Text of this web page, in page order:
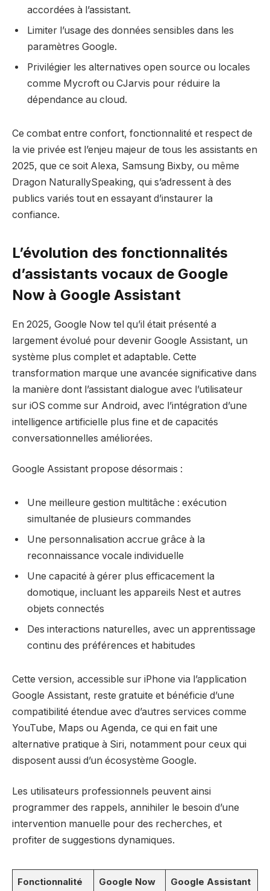
accordées à l’assistant.
Limiter l’usage des données sensibles dans les
paramètres Google.
Privilégier les alternatives open source ou locales
comme Mycroft ou CJarvis pour réduire la
dépendance au cloud.
Ce combat entre confort, fonctionnalité et respect de
la vie privée est l’enjeu majeur de tous les assistants en
2025, que ce soit Alexa, Samsung Bixby, ou même
Dragon NaturallySpeaking, qui s’adressent à des
publics variés tout en essayant d’instaurer la
confiance.
L’évolution des fonctionnalités
d’assistants vocaux de Google
Now à Google Assistant
En 2025, Google Now tel qu’il était présenté a
largement évolué pour devenir Google Assistant, un
système plus complet et adaptable. Cette
transformation marque une avancée significative dans
la manière dont l’assistant dialogue avec l’utilisateur
sur iOS comme sur Android, avec l’intégration d’une
intelligence artificielle plus fine et de capacités
conversationnelles améliorées.
Google Assistant propose désormais :
Une meilleure gestion multitâche : exécution
simultanée de plusieurs commandes
Une personnalisation accrue grâce à la
reconnaissance vocale individuelle
Une capacité à gérer plus efficacement la
domotique, incluant les appareils Nest et autres
objets connectés
Des interactions naturelles, avec un apprentissage
continu des préférences et habitudes
Cette version, accessible sur iPhone via l’application
Google Assistant, reste gratuite et bénéficie d’une
compatibilité étendue avec d’autres services comme
YouTube, Maps ou Agenda, ce qui en fait une
alternative pratique à Siri, notamment pour ceux qui
disposent aussi d’un écosystème Google.
Les utilisateurs professionnels peuvent ainsi
programmer des rappels, annihiler le besoin d’une
intervention manuelle pour des recherches, et
profiter de suggestions dynamiques.
Fonctionnalité
Google Now
Google Assistant